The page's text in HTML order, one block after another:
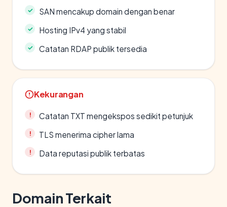
SAN mencakup domain dengan benar
Hosting IPv4 yang stabil
Catatan RDAP publik tersedia
Kekurangan
Catatan TXT mengekspos sedikit petunjuk
TLS menerima cipher lama
Data reputasi publik terbatas
Domain Terkait